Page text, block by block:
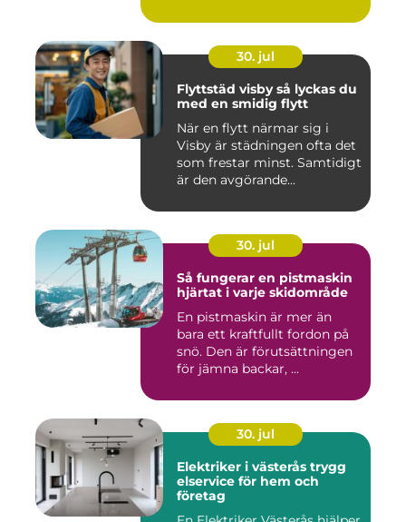
30. jul
Flyttstäd visby så lyckas du
med en smidig flytt
När en flytt närmar sig i
Visby är städningen ofta det
som frestar minst. Samtidigt
är den avgörande...
30. jul
Så fungerar en pistmaskin
hjärtat i varje skidområde
En pistmaskin är mer än
bara ett kraftfullt fordon på
snö. Den är förutsättningen
för jämna backar, ...
30. jul
Elektriker i västerås trygg
elservice för hem och
företag